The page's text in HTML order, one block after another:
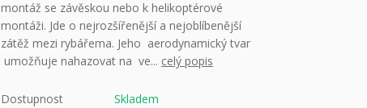
montáž se závěskou nebo k helikoptérové
montáži. Jde o nejrozšířenější a nejoblíbenější
zátěž mezi rybářema. Jeho aerodynamický tvar
umožňuje nahazovat na ve... celý popis
Dostupnost Skladem